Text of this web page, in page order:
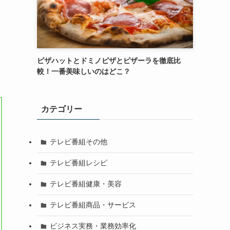
ピザハットとドミノピザとピザーラを徹底比
較！一番美味しいのはどこ？
カテゴリー
テレビ番組その他
テレビ番組レシピ
テレビ番組健康・美容
テレビ番組商品・サービス
ビジネス実務・業務効率化